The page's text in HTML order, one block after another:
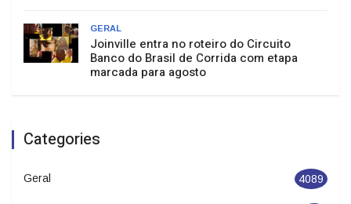
GERAL
Joinville entra no roteiro do Circuito
Banco do Brasil de Corrida com etapa
marcada para agosto
Categories
Geral 4089